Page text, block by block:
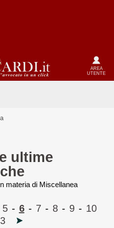
AREA
UTENTE
ultime
materia di Miscellanea
5 - 6 - 7 - 8 - 9 - 10